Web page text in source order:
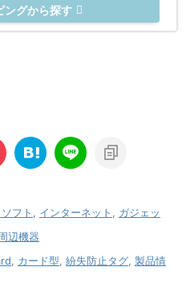
ングから探す
フト インターネット
ガジェッ
周辺機器
カード型 紛失防止タグ 製品情